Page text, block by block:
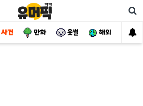
사건 만화 웃썰 해외 핫